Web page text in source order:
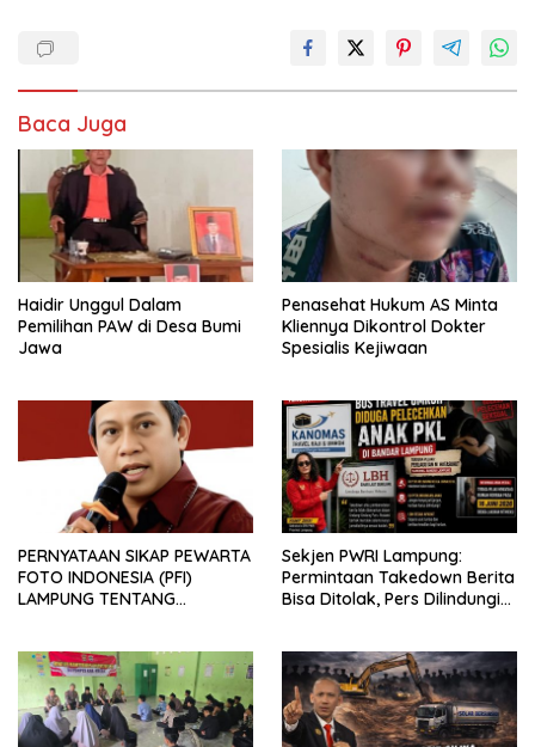
Baca Juga
Haidir Unggul Dalam
Pemilihan PAW di Desa Bumi
Jawa
Penasehat Hukum AS Minta
Kliennya Dikontrol Dokter
Spesialis Kejiwaan
PERNYATAAN SIKAP PEWARTA
FOTO INDONESIA (PFI)
LAMPUNG TENTANG
TERHADAP JURNALIS DI
PENGADILAN NEGERI
TANJUNG KARANG.
Sekjen PWRI Lampung:
Permintaan Takedown Berita
Bisa Ditolak, Pers Dilindungi